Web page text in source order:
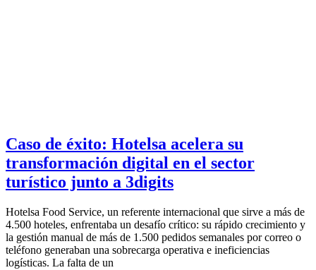
Caso de éxito: Hotelsa acelera su
transformación digital en el sector
turístico junto a 3digits
Hotelsa Food Service, un referente internacional que sirve a más de
4.500 hoteles, enfrentaba un desafío crítico: su rápido crecimiento y
la gestión manual de más de 1.500 pedidos semanales por correo o
teléfono generaban una sobrecarga operativa e ineficiencias
logísticas. La falta de un